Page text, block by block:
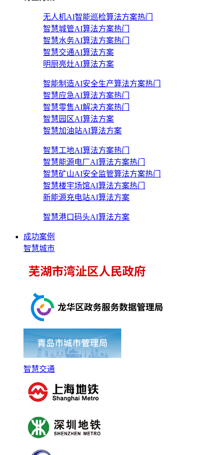
无人机AI智能巡检算法方案热门
智慧城管AI算法方案热门
智慧水务AI算法方案热门
智慧交通AI算法方案
明厨亮灶AI算法方案
智能制造AI安全生产算法方案热门
智慧应急AI算法方案热门
智慧零售AI解决方案热门
智慧园区AI算法方案
智慧加油站AI算法方案
智慧工地AI算法方案热门
智慧能源电厂AI算法方案热门
智慧矿山AI安全监管算法方案热门
智慧楼宇场馆AI算法方案热门
新能源充电站AI算法方案
智慧港口码头AI算法方案
成功案例
智慧城市
智慧交通